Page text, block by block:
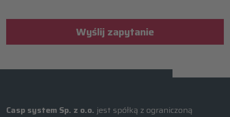
Wyślij zapytanie
Casp system Sp. z o.o. jest spółką z ograniczoną